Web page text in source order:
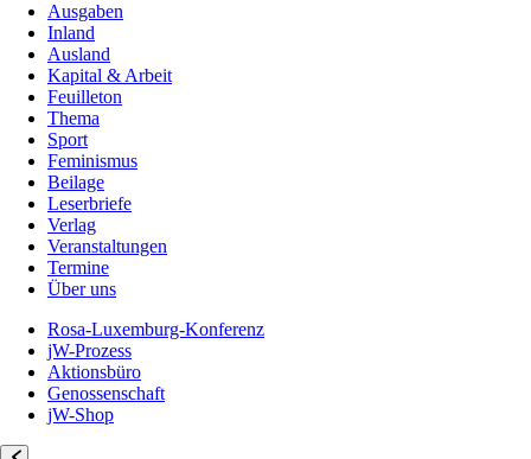
Ausgaben
Inland
Ausland
Kapital & Arbeit
Feuilleton
Thema
Sport
Feminismus
Beilage
Leserbriefe
Verlag
Veranstaltungen
Termine
Über uns
Rosa-Luxemburg-Konferenz
jW-Prozess
Aktionsbüro
Genossenschaft
jW-Shop